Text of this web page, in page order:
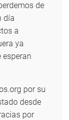
de
día
a
ya
esperan
por su
desde
por